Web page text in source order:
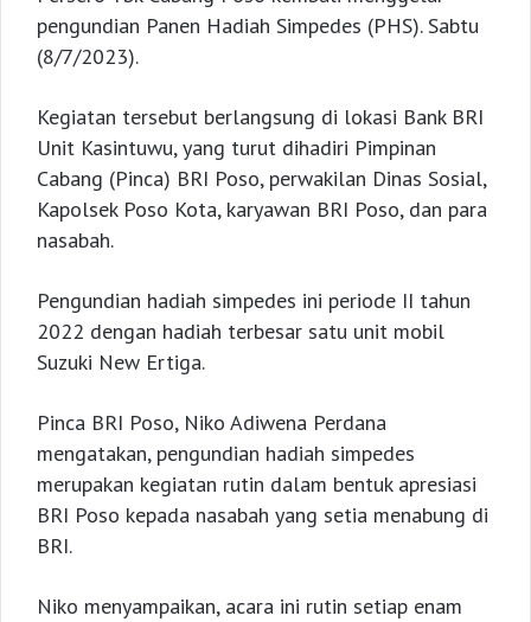
pengundian Panen Hadiah Simpedes (PHS). Sabtu
(8/7/2023).
Kegiatan tersebut berlangsung di lokasi Bank BRI
Unit Kasintuwu, yang turut dihadiri Pimpinan
Cabang (Pinca) BRI Poso, perwakilan Dinas Sosial,
Kapolsek Poso Kota, karyawan BRI Poso, dan para
nasabah.
Pengundian hadiah simpedes ini periode II tahun
2022 dengan hadiah terbesar satu unit mobil
Suzuki New Ertiga.
Pinca BRI Poso, Niko Adiwena Perdana
mengatakan, pengundian hadiah simpedes
merupakan kegiatan rutin dalam bentuk apresiasi
BRI Poso kepada nasabah yang setia menabung di
BRI.
Niko menyampaikan, acara ini rutin setiap enam